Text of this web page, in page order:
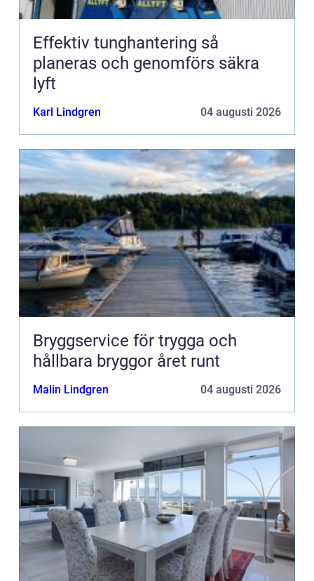
Effektiv tunghantering så
planeras och genomförs säkra
lyft
Karl Lindgren 04 augusti 2026
Bryggservice för trygga och
hållbara bryggor året runt
Malin Lindgren 04 augusti 2026